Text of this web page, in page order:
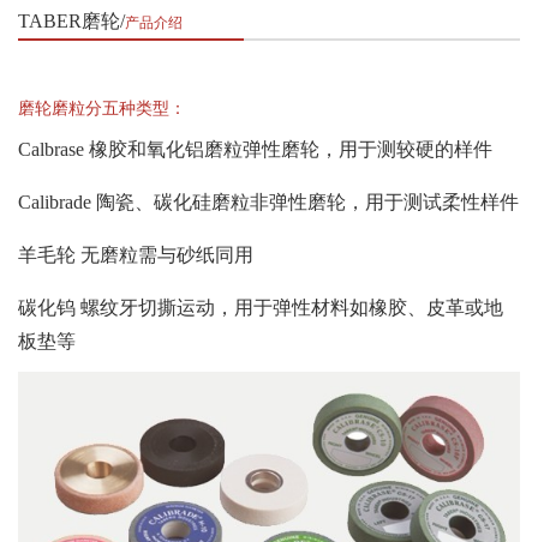
TABER磨轮 产品介绍
磨轮磨粒分五种类型：
Calbrase 橡胶和氧化铝磨粒弹性磨轮，用于测较硬的样件
Calibrade 陶瓷、碳化硅磨粒非弹性磨轮，用于测试柔性样件
羊毛轮 无磨粒需与砂纸同用
碳化钨 螺纹牙切撕运动，用于弹性材料如橡胶、皮革或地
板垫等